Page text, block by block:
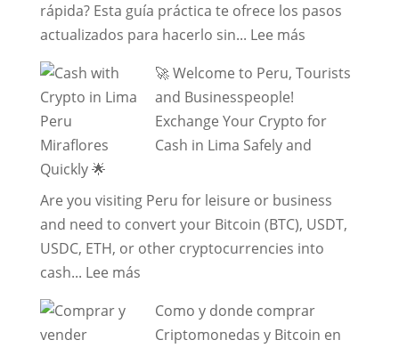
[2026]
rápida? Esta guía práctica te ofrece los pasos
actualizados para hacerlo sin... Lee más:
convertir
y
Bitcoins
Soles:
Guía
práctica
🚀 Welcome to Peru, Tourists
and Businesspeople!
Exchange Your Crypto for
Cash in Lima Safely and
Quickly 🌟
Are you visiting Peru for leisure or business
and need to convert your Bitcoin (BTC), USDT,
USDC, ETH, or other cryptocurrencies into
cash... Lee más:
Welcome
Como y donde comprar
Criptomonedas y Bitcoin en